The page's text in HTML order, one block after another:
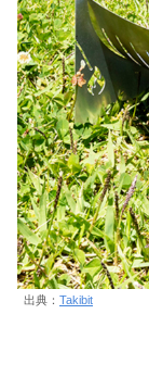
出典： Takibit